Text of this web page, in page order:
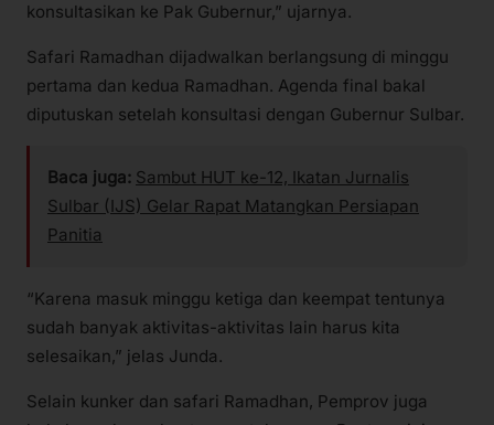
konsultasikan ke Pak Gubernur,” ujarnya.
Safari Ramadhan dijadwalkan berlangsung di minggu
pertama dan kedua Ramadhan. Agenda final bakal
diputuskan setelah konsultasi dengan Gubernur Sulbar.
Baca juga: Sambut HUT ke-12, Ikatan Jurnalis
Sulbar (IJS) Gelar Rapat Matangkan Persiapan
Panitia
“Karena masuk minggu ketiga dan keempat tentunya
sudah banyak aktivitas-aktivitas lain harus kita
selesaikan,” jelas Junda.
Selain kunker dan safari Ramadhan, Pemprov juga